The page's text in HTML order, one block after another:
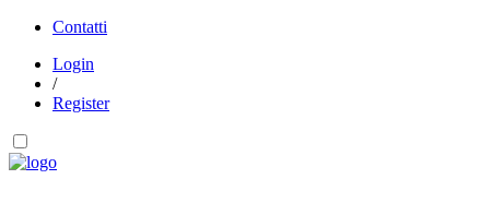
Contatti
Login
/
Register